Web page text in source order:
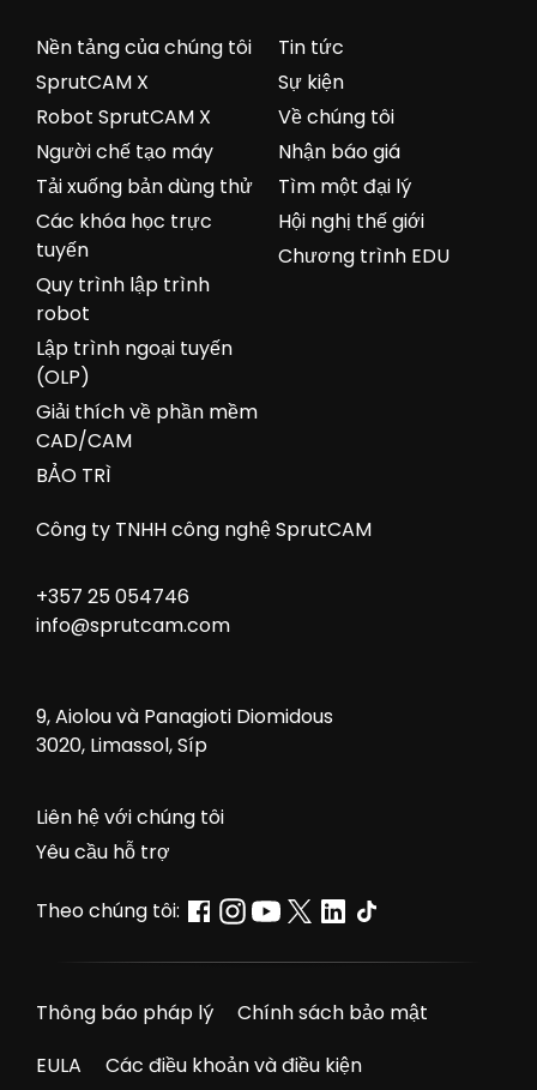
Tin tức
Sự kiện
Về chúng tôi
Nhận báo giá
Tìm một đại lý
Hội nghị thế giới
Chương trình EDU
Nền tảng của chúng tôi
SprutCAM X
Robot SprutCAM X
Người chế tạo máy
Tải xuống bản dùng thử
Các khóa học trực
tuyến
Quy trình lập trình
robot
Lập trình ngoại tuyến
(OLP)
Giải thích về phần mềm
CAD/CAM
BẢO TRÌ
Công ty TNHH công nghệ SprutCAM
+357 25 054746
info@sprutcam.com
9, Aiolou và Panagioti Diomidous
3020, Limassol, Síp
Liên hệ với chúng tôi
Yêu cầu hỗ trợ
Theo chúng tôi:
Thông báo pháp lý
Chính sách bảo mật
EULA
Các điều khoản và điều kiện